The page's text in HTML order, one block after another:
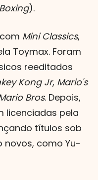
Boxing).
Mini Classics,
Toymax. Foram
reeditados
Kong Jr, Mario's
Bros. Depois,
licenciadas pela
títulos sob
novos, como Yu-